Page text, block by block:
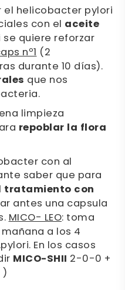
helicobacter pylori
con el aceite
se quiere reforzar
nº1(2
durante 10 días).
que nos
limpieza
repoblar la flora
con al
saber que para
tratamiento con
antes una capsula
MICO- LEO: toma
a los 4
En los casos
MICO-SHII 2-0-0 +